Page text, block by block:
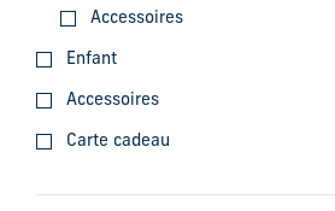
Accessoires
Enfant
Accessoires
Carte cadeau